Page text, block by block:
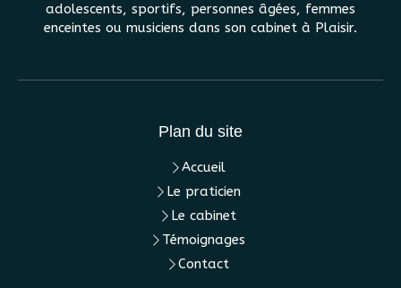
adolescents, sportifs, personnes âgées, femmes
enceintes ou musiciens dans son cabinet à Plaisir.
Plan du site
Accueil
Le praticien
Le cabinet
Témoignages
Contact